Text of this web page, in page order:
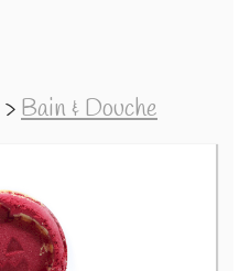
>Bain & Douche